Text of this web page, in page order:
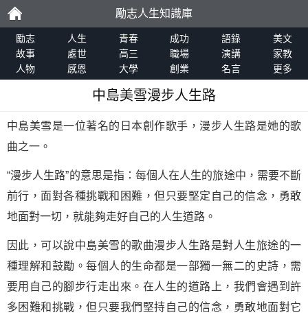
勵
志
勵志人生知識庫
勵志 人生 青春 成功 語錄
美文
故事
處世 高三 職場 演講
家教
人物
感恩 大學 創業 名言 更多
中島美雪漫步人生路
中島美雪是一位著名的日本創作歌手，漫步人生路是她的歌
曲之一。
“漫步人生路”的意思是指：每個人在人生的旅途中，需要不斷
前行，面對各種挑戰和困難，但只要堅定自己的信念，勇敢
地面對一切，就能夠走好自己的人生道路。
因此，可以說中島美雪的歌曲漫步人生路是對人生旅途的一
種理解和鼓勵。每個人的生命都是一部獨一無二的史詩，需
要用自己的腳步行走出來。在人生的道路上，我們會遇到許
多困難和挑戰，但只要我們堅持自己的信念，勇敢地面對它